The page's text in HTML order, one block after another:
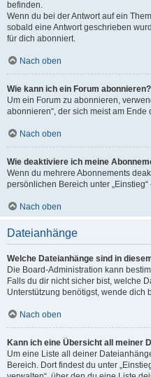
befinden.
Wenn du bei der Antwort auf ein
sobald eine Antwort geschrieben
für dich abonniert.
Nach oben
Wie kann ich ein Forum abonnieren?
Um ein Forum zu abonnieren,
abonnieren“, der sich meist am Ende
Nach oben
Wie deaktiviere ich meine
Wenn du mehrere Abonnements
persönlichen Bereich unter
Nach oben
Dateianhänge
Welche Dateianhänge sind in
Die Board-Administration kann
Falls du dir nicht sicher bist, welche
Unterstützung benötigst, wende dich
Nach oben
Kann ich eine Übersicht all meiner
Um eine Liste all deiner
Bereich. Dort findest du unter